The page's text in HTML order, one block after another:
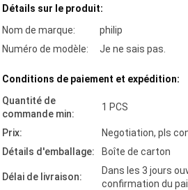
Détails sur le produit:
Nom de marque:
philip
Numéro de modèle:
Je ne sais pas.
Conditions de paiement et expédition:
Quantité de
commande min:
1 PCS
Prix:
Negotiation, pls
Détails d'emballage:
Boîte de carton
Délai de livraison:
Dans les 3 jours
confirmation du